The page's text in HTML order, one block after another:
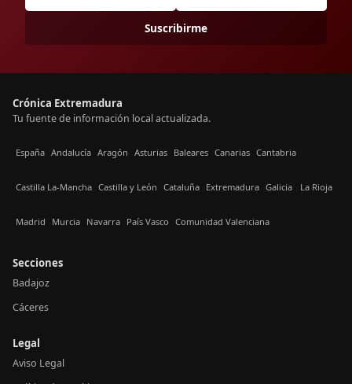
Suscribirme
Crónica Extremadura
Tu fuente de información local actualizada.
España Andalucía Aragón Asturias Baleares Canarias Cantabria
Castilla La-Mancha Castilla y León Cataluña Extremadura Galicia La Rioja
Madrid Murcia Navarra País Vasco Comunidad Valenciana
Secciones
Badajoz
Cáceres
Legal
Aviso Legal